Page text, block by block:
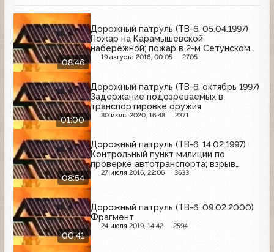
08:46
Дорожный патруль (ТВ-6, 05.04.1997)
Пожар на Карамышевской
набережной; пожар в 2-м Сетунском
проезде; задержание подозреваемых
19 августа 2016, 00:05 2705
01:00
Дорожный патруль (ТВ-6, октябрь 1997)
Задержание подозреваемых в
транспортировке оружия
30 июля 2020, 16:48 2371
08:54
Дорожный патруль (ТВ-6, 14.02.1997)
Контрольный пункт милиции по
проверке автотранспорта; взрыв
машины в Солнечногорске; убийство
27 июля 2016, 22:06 3633
00:41
Дорожный патруль (ТВ-6, 09.02.2000)
Фрагмент
24 июля 2019, 14:42 2594